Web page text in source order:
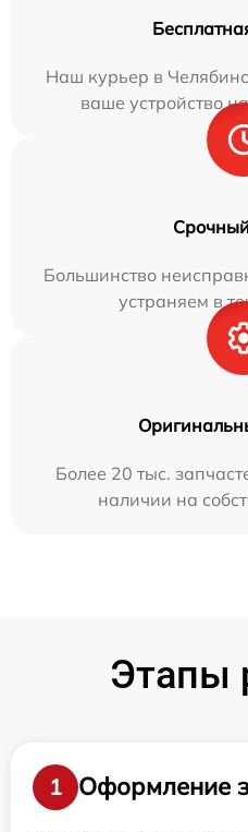
Наш курьер в
ваше устройство
Большинство
устраняем в
Более 20 тыс.
наличии на
Этапы
1
Оформление